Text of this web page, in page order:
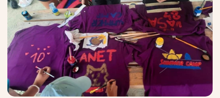
Summer Camp
Překlady a tlumočení
Studium v zahraničí